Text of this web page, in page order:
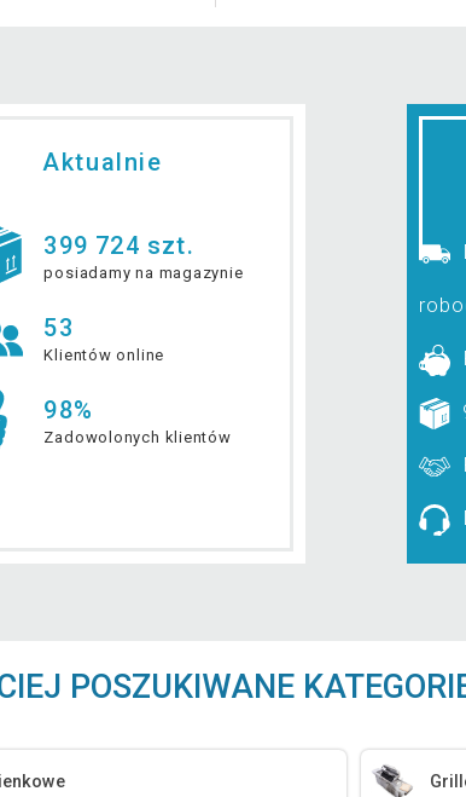
Aktualnie
399 724 szt.
posiadamy na magazynie
53
Klientów online
98%
Zadowolonych klientów
POSZUKIWANE